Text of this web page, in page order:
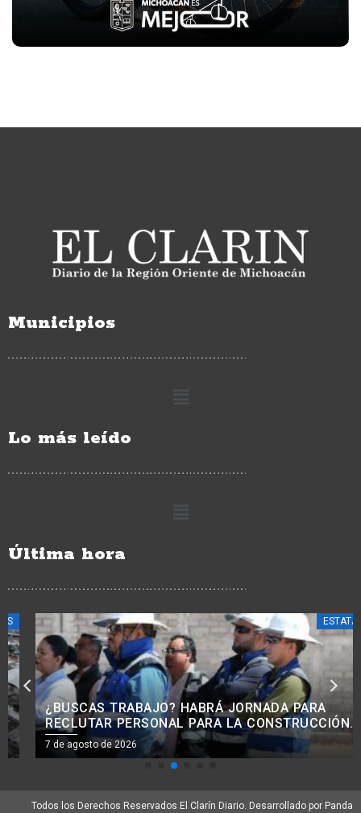
Municipios
Lo más leído
Última hora
ESTATALES
¿BUSCAS TRABAJO? HABRÁ JORNADA PARA
RECLUTAR PERSONAL PARA LA CONSTRUCCIÓN
EN MORELIA
7 de agosto de 2026
Todos los Derechos Reservados El Clarín Diario. Desarrollado por Panda